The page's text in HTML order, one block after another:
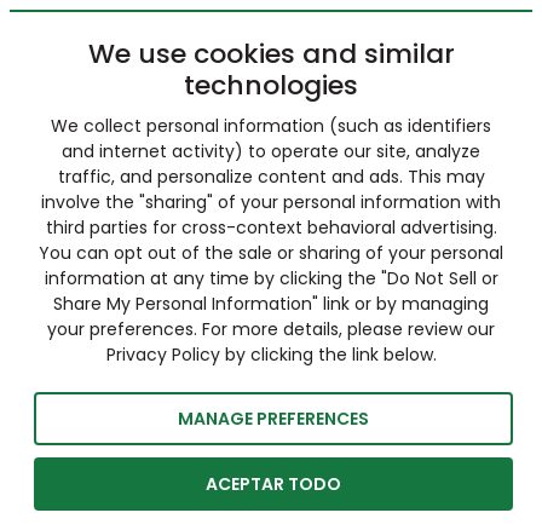
We use cookies and similar
technologies
We collect personal information (such as identifiers
and internet activity) to operate our site, analyze
traffic, and personalize content and ads. This may
involve the "sharing" of your personal information with
third parties for cross-context behavioral advertising.
You can opt out of the sale or sharing of your personal
information at any time by clicking the "Do Not Sell or
Share My Personal Information" link or by managing
your preferences. For more details, please review our
Privacy Policy by clicking the link below.
MANAGE PREFERENCES
ACEPTAR TODO